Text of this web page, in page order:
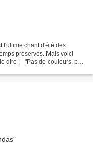
l'ultime chant d'été des
préservés. Mais voici
dire : - "Pas de couleurs, pas